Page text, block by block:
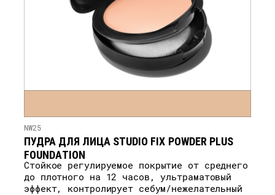
NW25
ПУДРА ДЛЯ ЛИЦА STUDIO FIX POWDER PLUS
FOUNDATION
Стойкое регулируемое покрытие от среднего
до плотного на 12 часов, ультраматовый
эффект, контролирует себум/нежелательный